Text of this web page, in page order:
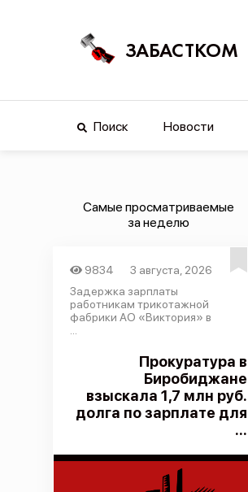
ЗАБАСТКОМ
Поиск Новости
Самые просматриваемые
за неделю
9834
3 августа, 2026
Задержка зарплаты
работникам трикотажной
фабрики АО «Виктория» в
Прокуратура в
Биробиджане
взыскала 1,7 млн руб.
долга по зарплате для
...